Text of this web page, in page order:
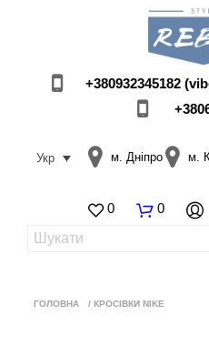
+380932345182
Укр м. Дніпро м.
0 0
ГОЛОВНА / КРОСІВКИ NIKE